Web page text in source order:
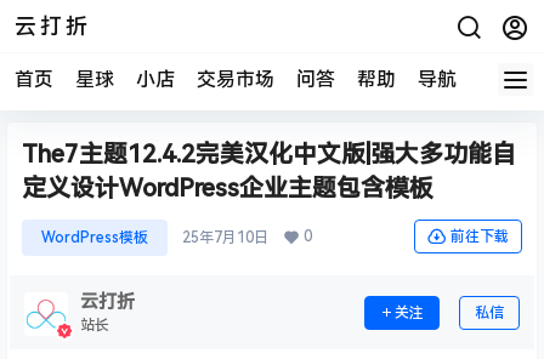
云打折
首页 星球 小店 交易市场 问答 帮助 导航 快报
The7主题12.4.2完美汉化中文版|强大多功能自
定义设计WordPress企业主题包含模板
WordPress模板 25年7月10日 0 前往下载
云打折
站长
关注 私信